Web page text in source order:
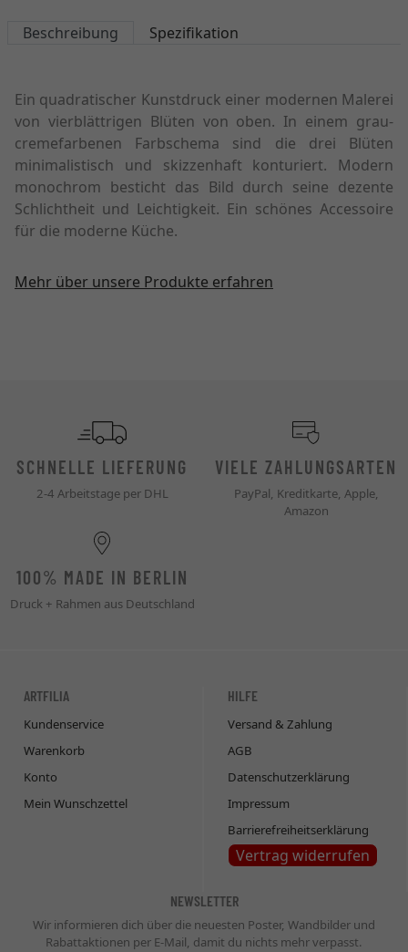
Beschreibung Spezifikation
Ein quadratischer Kunstdruck einer modernen Malerei
von vierblättrigen Blüten von oben. In einem grau-
cremefarbenen Farbschema sind die drei Blüten
minimalistisch und skizzenhaft konturiert. Modern
monochrom besticht das Bild durch seine dezente
Schlichtheit und Leichtigkeit. Ein schönes Accessoire
für die moderne Küche.
Mehr über unsere Produkte erfahren
SCHNELLE LIEFERUNG
2-4 Arbeitstage per DHL
VIELE ZAHLUNGSARTEN
PayPal, Kreditkarte, Apple,
Amazon
100% MADE IN BERLIN
Druck + Rahmen aus Deutschland
ARTFILIA
Kundenservice
Warenkorb
Konto
Mein Wunschzettel
HILFE
Versand & Zahlung
AGB
Datenschutzerklärung
Impressum
Barrierefreiheitserklärung
Vertrag widerrufen
NEWSLETTER
Wir informieren dich über die neuesten Poster, Wandbilder und
Rabattaktionen per E-Mail, damit du nichts mehr verpasst.